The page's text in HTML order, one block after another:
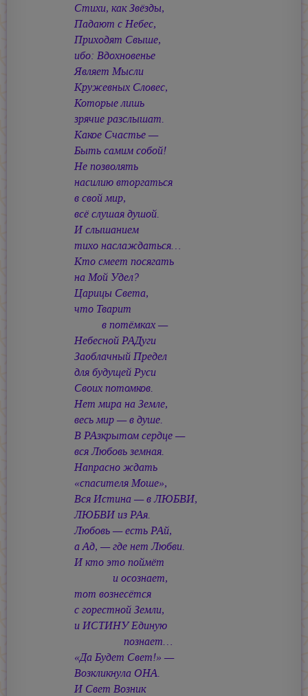
Стихи, как Звёзды,
Падают с Небес,
Приходят Свыше,
ибо: Вдохновенье
Являет Мысли
Кружевных Словес,
Которые лишь
зрячие разслышат.
Какое Счастье —
Быть самим собой!
Не позволять
насилию вторгаться
в свой мир,
всё слушая душой.
И слышанием
тихо наслаждаться…
Кто смеет посягать
на Мой Удел?
Царицы Света,
что Тварит
в потёмках —
Небесной РАДуги
Заоблачный Предел
для будущей Руси
Своих потомков.
Нет мира на Земле,
весь мир — в душе.
В РАзкрытом сердце —
вся Любовь земная.
Напрасно ждать
«спасителя Моше»,
Вся Истина — в ЛЮБВИ,
ЛЮБВИ из РАя.
Любовь — есть РАй,
а Ад, — где нет Любви.
И кто это поймёт
и осознает,
тот вознесётся
с горестной Земли,
и ИСТИНУ Единую
познает…
«Да Будет Свет!» —
Возкликнула ОНА.
И Свет Возник